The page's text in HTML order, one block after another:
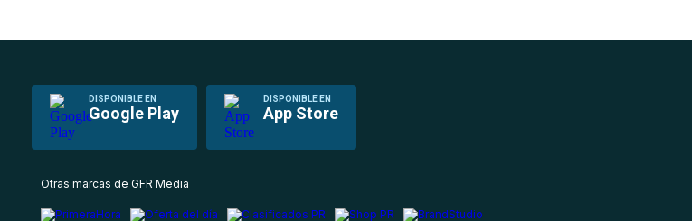
DISPONIBLE EN
Google Play
DISPONIBLE EN
App Store
Otras marcas de GFR Media